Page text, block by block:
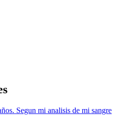
Segun mi analisis de mi sangre